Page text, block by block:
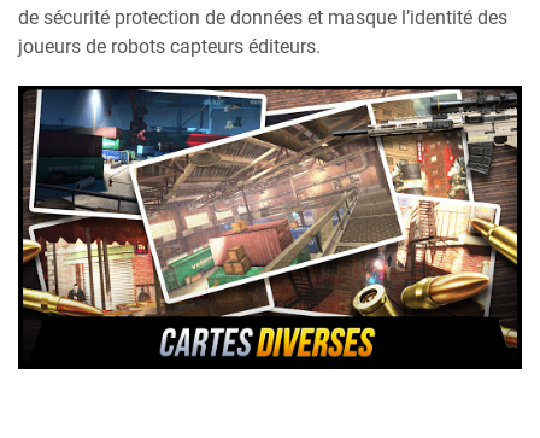
de sécurité protection de données et masque l’identité des
joueurs de robots capteurs éditeurs.